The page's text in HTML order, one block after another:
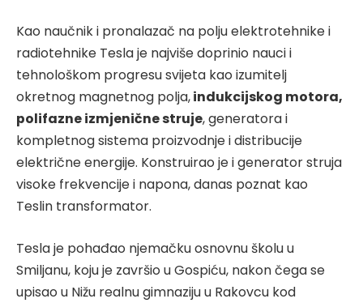
Kao naučnik i pronalazač na polju elektrotehnike i
radiotehnike Tesla je najviše doprinio nauci i
tehnološkom progresu svijeta kao izumitelj
okretnog magnetnog polja,indukcijskog motora,
polifazne izmjenične struje, generatora i
kompletnog sistema proizvodnje i distribucije
električne energije. Konstruirao je i generator struja
visoke frekvencije i napona, danas poznat kao
Teslin transformator.
Tesla je pohađao njemačku osnovnu školu u
Smiljanu, koju je završio u Gospiću, nakon čega se
upisao u Nižu realnu gimnaziju u Rakovcu kod